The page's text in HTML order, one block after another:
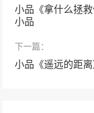
季
徒
小品《拿什么拯
小品
下一篇：
小品《遥远的距